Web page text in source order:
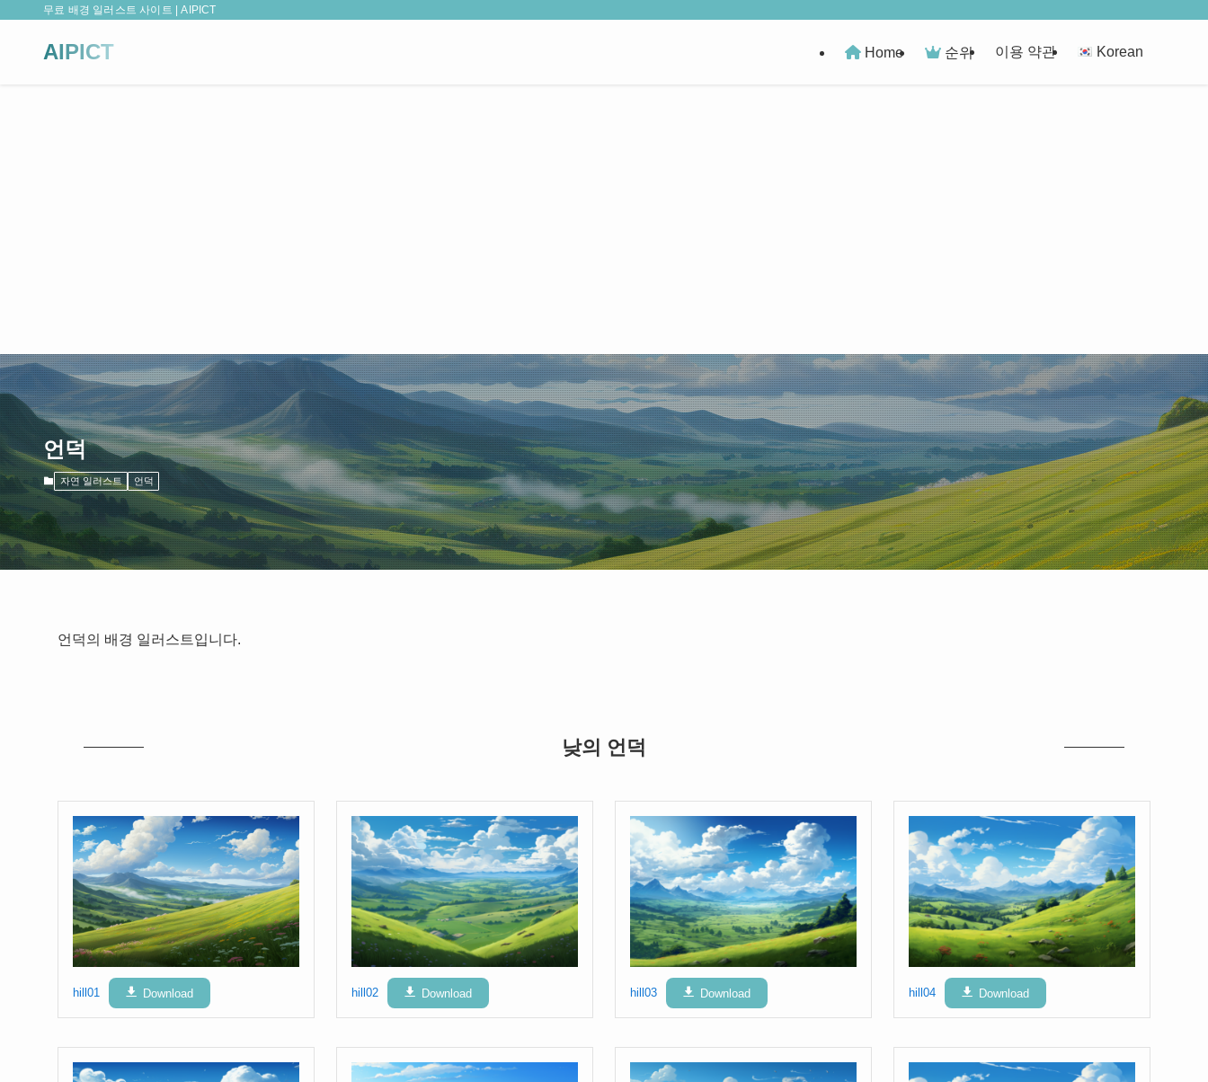
무료 배경 일러스트 사이트 | AIPICT
AIPICT Home 순위 이용 약관 Korean
언덕
자연 일러스트 언덕
언덕의 배경 일러스트입니다.
낮의 언덕
hill01 Download hill02 Download hill03 Download hill04 Download